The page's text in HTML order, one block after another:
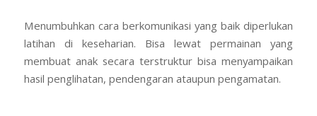
Menumbuhkan cara berkomunikasi yang baik diperlukan
latihan di keseharian. Bisa lewat permainan yang
membuat anak secara terstruktur bisa menyampaikan
hasil penglihatan, pendengaran ataupun pengamatan.